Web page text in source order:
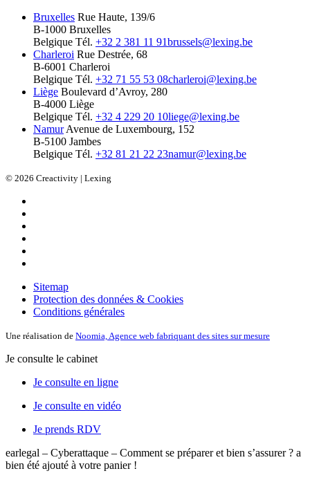
Bruxelles Rue Haute, 139/6
B-1000 Bruxelles
Belgique Tél. +32 2 381 11 91brussels@lexing.be
Charleroi Rue Destrée, 68
B-6001 Charleroi
Belgique Tél. +32 71 55 53 08charleroi@lexing.be
Liège Boulevard d’Avroy, 280
B-4000 Liège
Belgique Tél. +32 4 229 20 10liege@lexing.be
Namur Avenue de Luxembourg, 152
B-5100 Jambes
Belgique Tél. +32 81 21 22 23namur@lexing.be
© 2026 Creactivity | Lexing
Sitemap
Protection des données & Cookies
Conditions générales
Une réalisation de Noomia, Agence web fabriquant des sites sur mesure
Je consulte le cabinet
Je consulte en ligne
Je consulte en vidéo
Je prends RDV
earlegal – Cyberattaque – Comment se préparer et bien s’assurer ? a
bien été ajouté à votre panier !